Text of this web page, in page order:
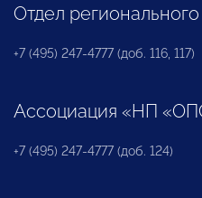
Отдел регионального
+7 (495) 247-4777 (доб. 116, 117)
Ассоциация «НП
+7 (495) 247-4777 (доб. 124)